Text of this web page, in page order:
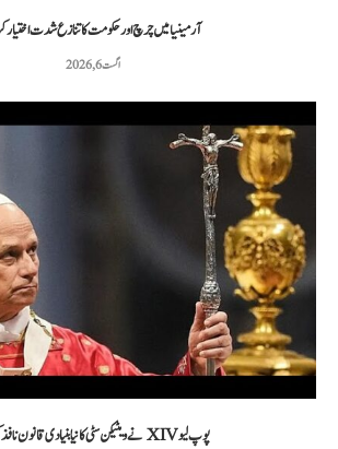
آرمینیا میں چرچ اور حکومت کا تنازع شدت اختیار
اگست 6, 2026
پوپ لیو XIV نے ویٹیکن سٹی کا نیا بنیادی قانون نافذ کر...